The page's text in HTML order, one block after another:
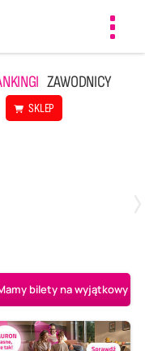
ZAWODNICY
SKLEP
bilety na wyjątkowy